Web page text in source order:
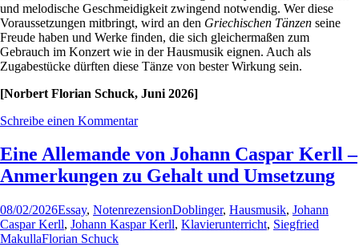
und melodische Geschmeidigkeit zwingend notwendig. Wer diese
Voraussetzungen mitbringt, wird an den Griechischen Tänzen seine
Freude haben und Werke finden, die sich gleichermaßen zum
Gebrauch im Konzert wie in der Hausmusik eignen. Auch als
Zugabestücke dürften diese Tänze von bester Wirkung sein.
[Norbert Florian Schuck, Juni 2026]
Schreibe einen Kommentar
Eine Allemande von Johann Caspar Kerll –
Anmerkungen zu Gehalt und Umsetzung
08/02/2026Essay, NotenrezensionDoblinger, Hausmusik, Johann
Caspar Kerll, Johann Kaspar Kerll, Klavierunterricht, Siegfried
MakullaFlorian Schuck